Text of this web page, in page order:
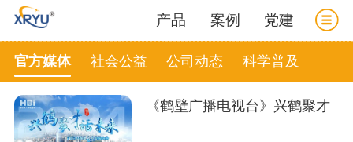
产品 案例 党建
官方媒体 社会公益 公司动态 科学普及
《鹤壁广播电视台》兴鹤聚才